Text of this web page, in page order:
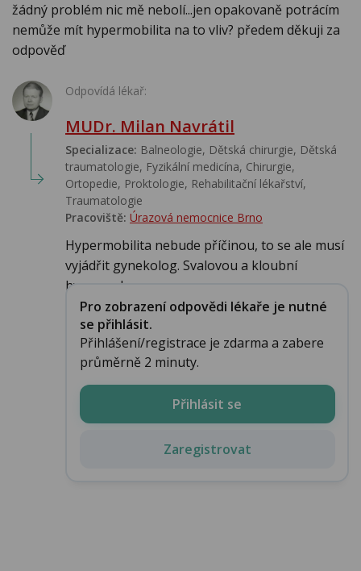
žádný problém nic mě nebolí...jen opakovaně potrácím
nemůže mít hypermobilita na to vliv? předem děkuji za
odpověď
Odpovídá lékař:
MUDr. Milan Navrátil
Specializace: Balneologie, Dětská chirurgie, Dětská
traumatologie, Fyzikální medicína, Chirurgie,
Ortopedie, Proktologie, Rehabilitační lékařství‎,
Traumatologie
Pracoviště: Úrazová nemocnice Brno
Hypermobilita nebude příčinou, to se ale musí
vyjádřit gynekolog. Svalovou a kloubní
hypermob...
Pro zobrazení odpovědi lékaře je nutné
se přihlásit.
Přihlášení/registrace je zdarma a zabere
průměrně 2 minuty.
Přihlásit se
Zaregistrovat